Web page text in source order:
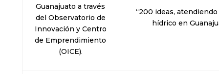
Guanajuato a través
del Observatorio de
Innovación y Centro
de Emprendimiento
(OICE).
“200 ideas,
hídrico en